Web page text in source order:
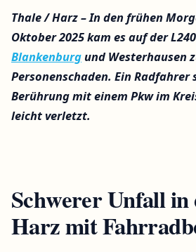
Thale / Harz – In den frühen
Oktober 2025 kam es auf der
Blankenburg und Westerhausen
Personenschaden. Ein
Berührung mit einem Pkw im
leicht verletzt.
Schwerer Unfall in
Harz mit